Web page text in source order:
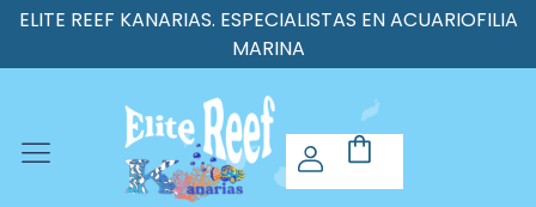
ELITE REEF KANARIAS. ESPECIALISTAS EN ACUARIOFILIA
MARINA